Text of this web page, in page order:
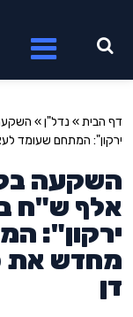
דף הבית» נדל"ן»
ירקון": המתחם שעומד
אלף ש"ח
ירקון":
מחדש את
דן